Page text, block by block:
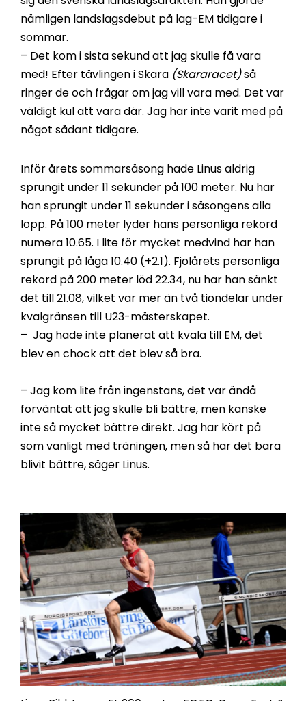
nämligen landslagsdebut på lag-EM tidigare i
sommar.
– Det kom i sista sekund att jag skulle få vara
med! Efter tävlingen i Skara (Skararacet)så
ringer de och frågar om jag vill vara med. Det var
väldigt kul att vara där. Jag har inte varit med på
något sådant tidigare.
Inför årets sommarsäsong hade Linus aldrig
sprungit under 11 sekunder på 100 meter. Nu har
han sprungit under 11 sekunder i säsongens alla
lopp. På 100 meter lyder hans personliga rekord
numera 10.65. I lite för mycket medvind har han
sprungit på låga 10.40 (+2.1). Fjolårets personliga
rekord på 200 meter löd 22.34, nu har han sänkt
det till 21.08, vilket var mer än två tiondelar under
kvalgränsen till U23-mästerskapet.
– Jag hade inte planerat att kvala till EM, det
blev en chock att det blev så bra.
– Jag kom lite från ingenstans, det var ändå
förväntat att jag skulle bli bättre, men kanske
inte så mycket bättre direkt. Jag har kört på
som vanligt med träningen, men så har det bara
blivit bättre, säger Linus.